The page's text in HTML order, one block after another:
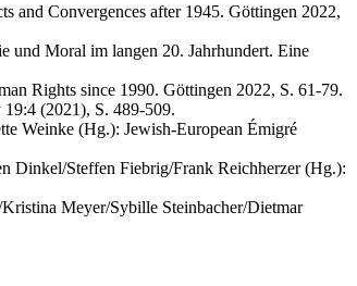
and Convergences after 1945. Göttingen 2022,
und Moral im langen 20. Jahrhundert. Eine
Rights since 1990. Göttingen 2022, S. 61-79.
(2021), S. 489-509.
Weinke (Hg.): Jewish-European Émigré
Dinkel/Steffen Fiebrig/Frank Reichherzer (Hg.):
Meyer/Sybille Steinbacher/Dietmar